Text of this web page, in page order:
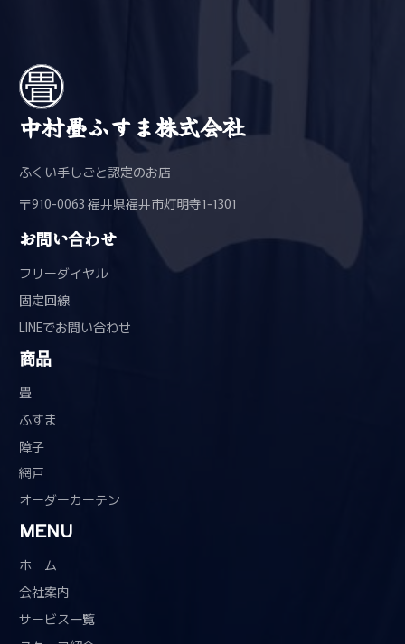
MENU
ホーム
会社案内
サービス一覧
商品
畳
ふすま
障子
網戸
オーダーカーテン
お問い合わせ
フリーダイヤル
固定回線
LINEでお問い合わせ
中村畳ふすま株式会社
ふくい手しごと認定のお店
〒910-0063 福井県福井市灯明寺1-1301